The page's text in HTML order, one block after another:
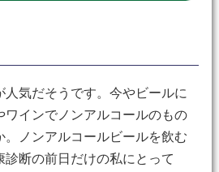
人気だそうです。今やビールに
ワインでノンアルコールのもの
。ノンアルコールビールを飲む
断の前日だけの私にとって